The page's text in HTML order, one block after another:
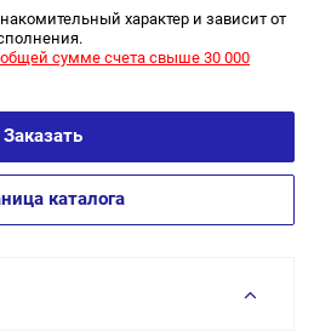
характер и зависит от
сумме счета свыше 30 000
Заказать
каталога